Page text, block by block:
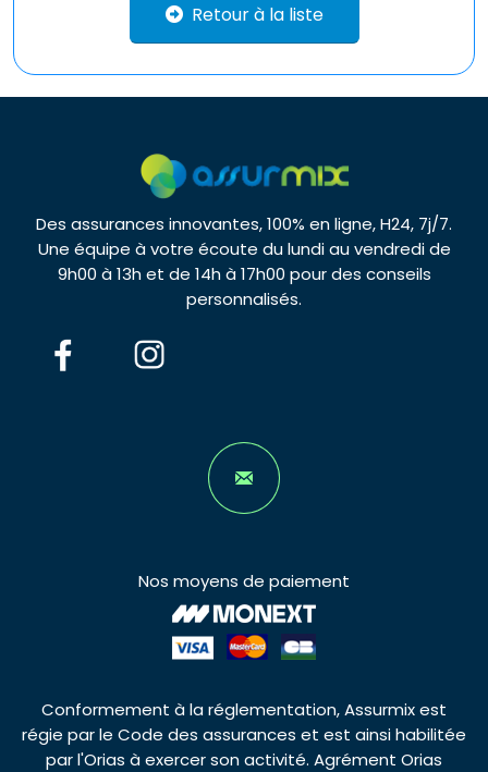
Retour à la liste
Des assurances innovantes, 100% en ligne, H24, 7j/7.
Une équipe à votre écoute du lundi au vendredi de
9h00 à 13h et de 14h à 17h00 pour des conseils
personnalisés.
Nos moyens de paiement
Conformement à la réglementation, Assurmix est
régie par le Code des assurances et est ainsi habilitée
par l'Orias à exercer son activité. Agrément Orias